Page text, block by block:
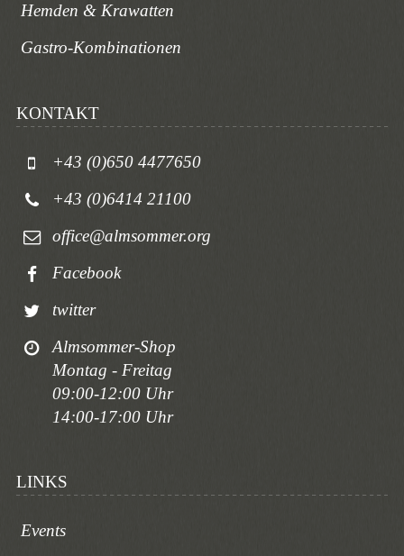
Hemden & Krawatten
Gastro-Kombinationen
KONTAKT
+43 (0)650 4477650
+43 (0)6414 21100
office@almsommer.org
Facebook
twitter
Almsommer-Shop
Montag - Freitag
09:00-12:00 Uhr
14:00-17:00 Uhr
LINKS
Events